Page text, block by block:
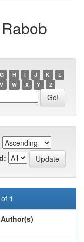
G H I J K
L
V W X Y Z
1
Author(s)